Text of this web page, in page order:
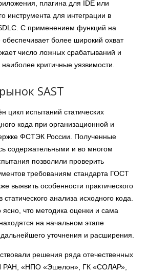
плагина для IDE или
инструмента для интеграции в
С применением функций на
более широкий охват
число ложных срабатываний и
критичные уязвимости.
SAST
цикл испытаний статических
кода при организационной и
ФСТЭК России. Полученные
содержательными и во многом
позволили проверить
требованиям стандарта ГОСТ
выявить особенности практического
анализа исходного кода.
что методика оценки и сама
на начальном этапе
уточнения и расширения.
решения ряда отечественных
РАН, «НПО «Эшелон», ГК «СОЛАР»,